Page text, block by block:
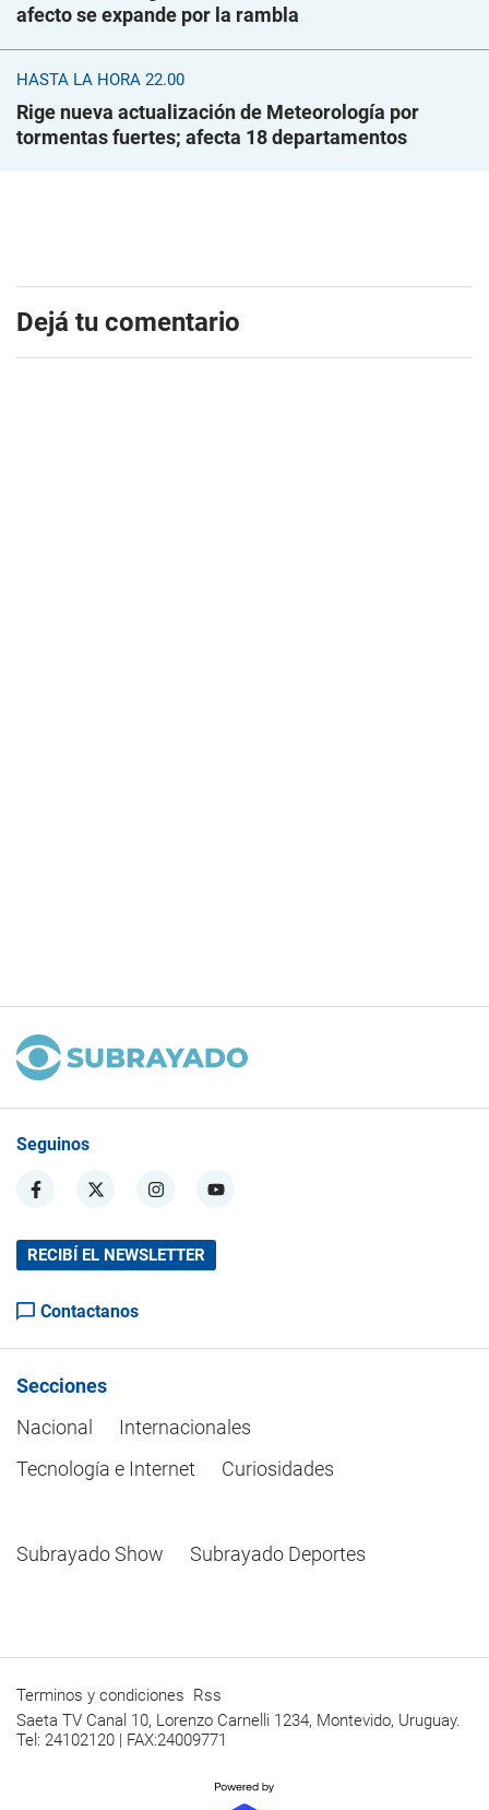
afecto se expande por la rambla
HASTA LA HORA 22.00
Rige nueva actualización de Meteorología por
tormentas fuertes; afecta 18 departamentos
Dejá tu comentario
Seguinos
RECIBÍ EL NEWSLETTER
Contactanos
Secciones
Nacional
Internacionales
Tecnología e Internet
Curiosidades
Subrayado Show Subrayado Deportes
Terminos y condiciones Rss
Saeta TV Canal 10, Lorenzo Carnelli 1234, Montevido, Uruguay.
Tel: 24102120 | FAX:24009771